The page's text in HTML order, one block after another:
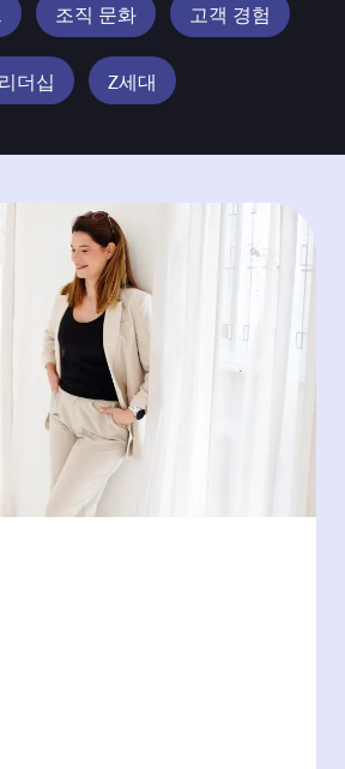
조직 문화 고객 경험
리더십 Z세대